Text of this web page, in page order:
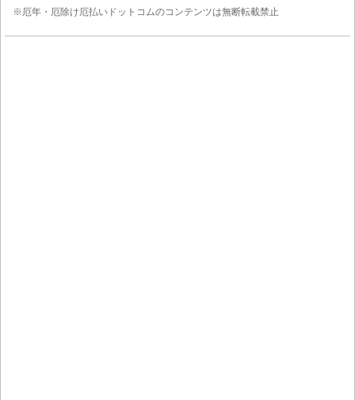
※厄年・厄除け厄払いドットコムのコンテンツは無断転載禁止